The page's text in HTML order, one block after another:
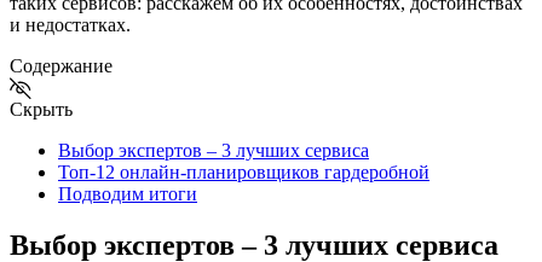
и недостатках.
Содержание
Скрыть
Выбор экспертов – 3 лучших сервиса
Топ-12 онлайн-планировщиков гардеробной
Подводим итоги
Выбор экспертов – 3 лучших сервиса